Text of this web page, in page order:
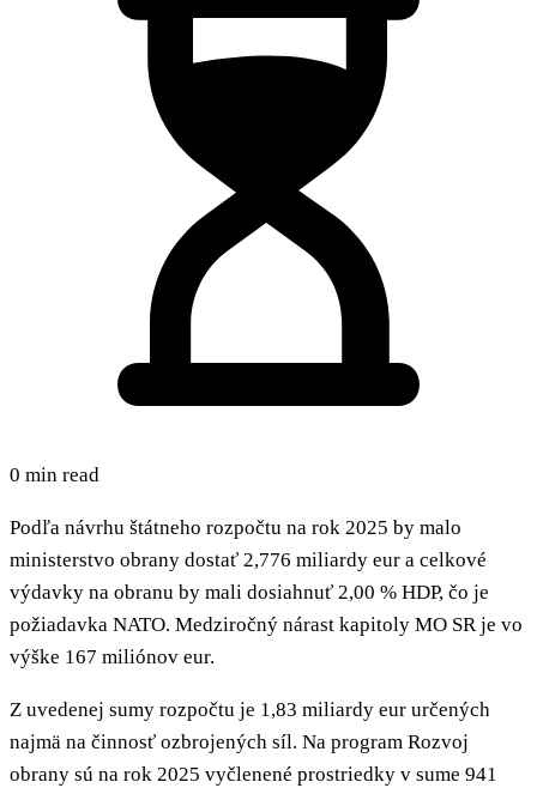
0 min read
Podľa návrhu štátneho rozpočtu na rok 2025 by malo
ministerstvo obrany dostať 2,776 miliardy eur a celkové
výdavky na obranu by mali dosiahnuť 2,00 % HDP, čo je
požiadavka NATO. Medziročný nárast kapitoly MO SR je vo
výške 167 miliónov eur.
Z uvedenej sumy rozpočtu je 1,83 miliardy eur určených
najmä na činnosť ozbrojených síl. Na program Rozvoj
obrany sú na rok 2025 vyčlenené prostriedky v sume 941